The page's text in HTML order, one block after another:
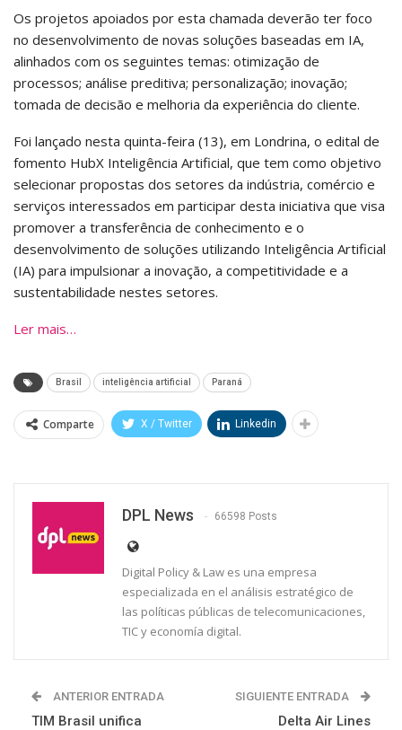
Os projetos apoiados por esta chamada deverão ter foco
no desenvolvimento de novas soluções baseadas em IA,
alinhados com os seguintes temas: otimização de
processos; análise preditiva; personalização; inovação;
tomada de decisão e melhoria da experiência do cliente.
Foi lançado nesta quinta-feira (13), em Londrina, o edital de
fomento HubX Inteligência Artificial, que tem como objetivo
selecionar propostas dos setores da indústria, comércio e
serviços interessados em participar desta iniciativa que visa
promover a transferência de conhecimento e o
desenvolvimento de soluções utilizando Inteligência Artificial
(IA) para impulsionar a inovação, a competitividade e a
sustentabilidade nestes setores.
Ler mais…
Brasil inteligência artificial Paraná
Comparte X / Twitter Linkedin
DPL News 66598 Posts
Digital Policy & Law es una empresa
especializada en el análisis estratégico de
las políticas públicas de telecomunicaciones,
TIC y economía digital.
ANTERIOR ENTRADA
TIM Brasil unifica
SIGUIENTE ENTRADA
Delta Air Lines